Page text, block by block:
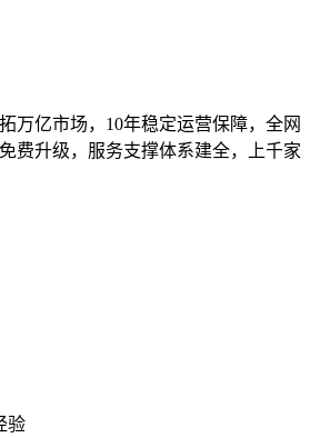
万亿市场，10年稳定运营保障，全网
费升级，服务支撑体系建全，上千家
验